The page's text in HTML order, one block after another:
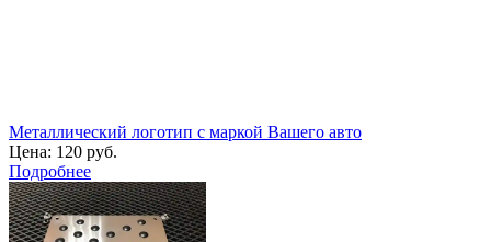
Металлический логотип с маркой Вашего авто
Цена: 120 руб.
Подробнее